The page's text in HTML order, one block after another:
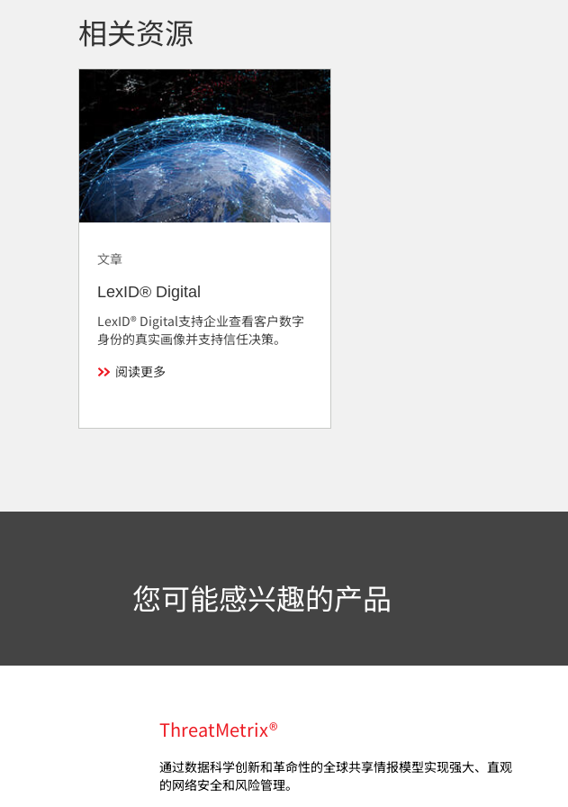
相关资源
文章
LexID® Digital
LexID® Digital支持企业查看客户数字
身份的真实画像并支持信任决策。
阅读更多
您可能感兴趣的产品
ThreatMetrix®
通过数据科学创新和革命性的全球共享情报模型实现强大、直观
的网络安全和风险管理。